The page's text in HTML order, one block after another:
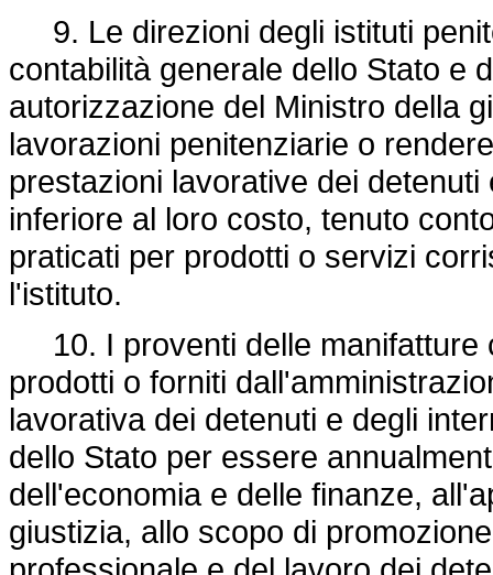
9. Le direzioni degli istituti
contabilità generale dello Stato e
autorizzazione del Ministro della
lavorazioni penitenziarie o
prestazioni lavorative dei
inferiore al loro costo, tenuto
praticati per prodotti o servizi
l'istituto.
10. I proventi delle manifatture
prodotti o forniti
lavorativa dei detenuti e degli
dello Stato per essere
dell'economia e delle finanze,
giustizia, allo scopo di